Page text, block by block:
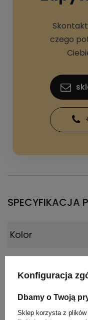
czego
SPECYFIKACJA
Kolor
produktu
Konfiguracja
Dbamy o Twoją
Sklep korzysta z plików